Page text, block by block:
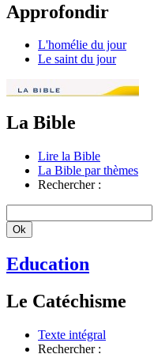
Approfondir
L'homélie du jour
Le saint du jour
La Bible
Lire la Bible
La Bible par thèmes
Rechercher :
Education
Le Catéchisme
Texte intégral
Rechercher :